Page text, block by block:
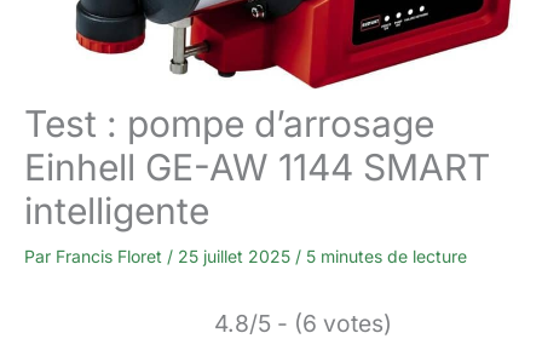
Test : pompe d’arrosage
Einhell GE-AW 1144 SMART
intelligente
Par Francis Floret / 25 juillet 2025 / 5 minutes de lecture
4.8/5 - (6 votes)